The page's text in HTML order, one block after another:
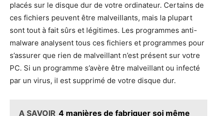
placés sur le disque dur de votre ordinateur. Certains de
ces fichiers peuvent être malveillants, mais la plupart
sont tout à fait sûrs et légitimes. Les programmes anti-
malware analysent tous ces fichiers et programmes pour
s’assurer que rien de malveillant n’est présent sur votre
PC. Si un programme s’avère être malveillant ou infecté
par un virus, il est supprimé de votre disque dur.
A SAVOIR 4 manières de fabriquer soi même